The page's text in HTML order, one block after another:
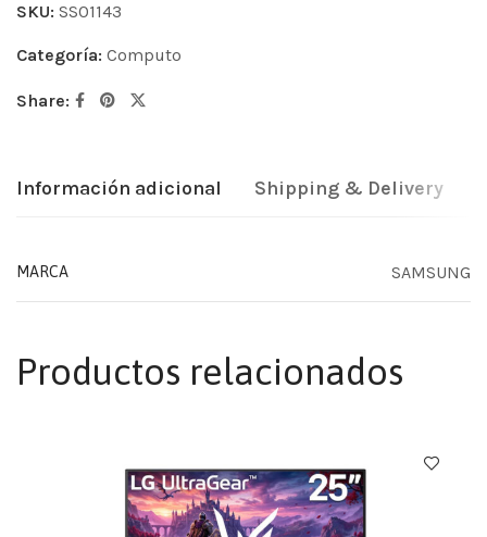
SKU: SS01143
Categoría: Computo
Share:
Información adicional Shipping & Delivery
MARCA SAMSUNG
Productos relacionados